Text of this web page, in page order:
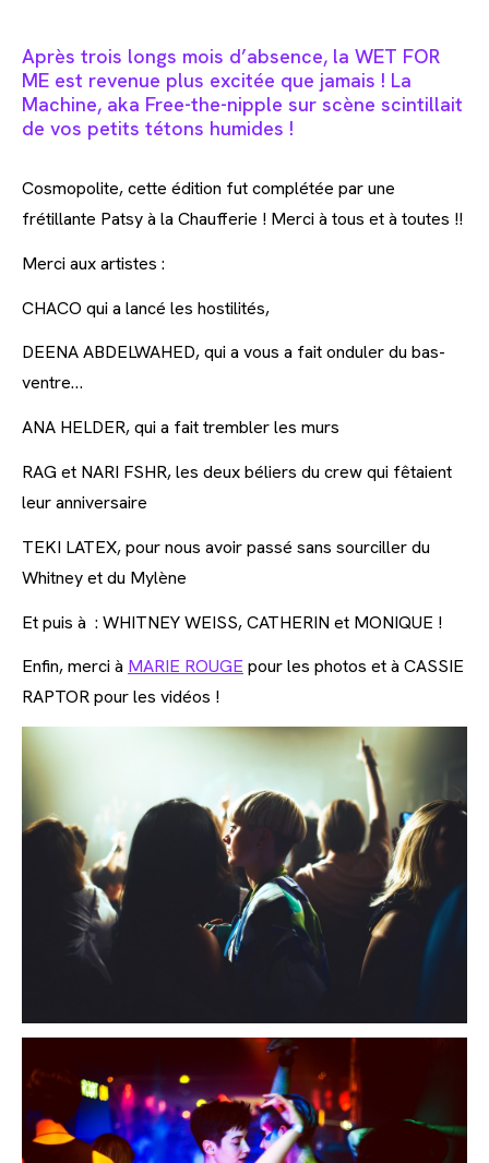
Après trois longs mois d’absence, la WET FOR
ME est revenue plus excitée que jamais ! La
Machine, aka Free-the-nipple sur scène scintillait
de vos petits tétons humides !
Cosmopolite, cette édition fut complétée par une
frétillante Patsy à la Chaufferie ! Merci à tous et à toutes !!
Merci aux artistes :
CHACO qui a lancé les hostilités,
DEENA ABDELWAHED, qui a vous a fait onduler du bas-
ventre…
ANA HELDER, qui a fait trembler les murs
RAG et NARI FSHR, les deux béliers du crew qui fêtaient
leur anniversaire
TEKI LATEX, pour nous avoir passé sans sourciller du
Whitney et du Mylène
Et puis à : WHITNEY WEISS, CATHERIN et MONIQUE !
Enfin, merci à MARIE ROUGE pour les photos et à CASSIE
RAPTOR pour les vidéos !